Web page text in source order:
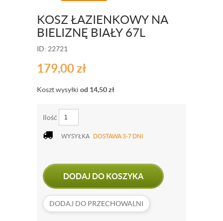
KOSZ ŁAZIENKOWY NA
BIELIZNĘ BIAŁY 67L
ID: 22721
179,00zł
Koszt wysyłki od 14,50zł
Ilość
WYSYŁKA DOSTAWA 3-7 DNI
DODAJ DO KOSZYKA
DODAJ DO PRZECHOWALNI